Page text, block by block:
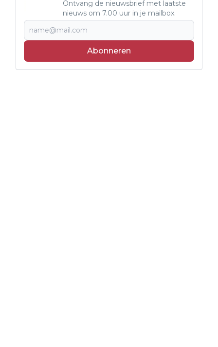
Ontvang de nieuwsbrief met laatste
nieuws om 7.00 uur in je mailbox.
Abonneren